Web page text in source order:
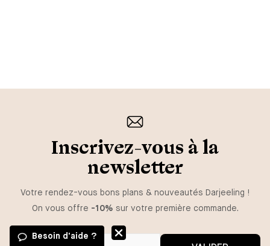
Inscrivez-vous à la
newsletter
Votre rendez-vous bons plans & nouveautés Darjeeling !
On vous offre -10% sur votre première commande.
Besoin d'aide ?